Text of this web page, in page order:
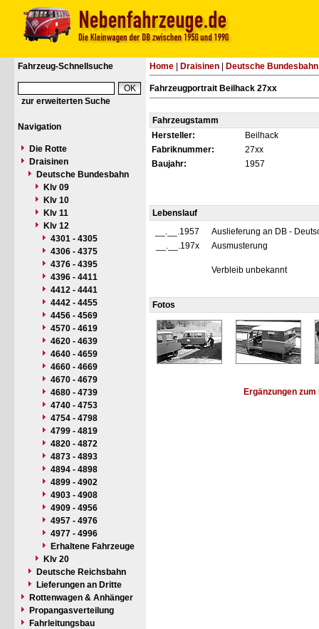
Fahrzeug-Schnellsuche
zur erweiterten Suche
Navigation
Die Rotte
Draisinen
Deutsche Bundesbahn
Klv 09
Klv 10
Klv 11
Klv 12
4301 - 4305
4306 - 4375
4376 - 4395
4396 - 4411
4412 - 4441
4442 - 4455
4456 - 4569
4570 - 4619
4620 - 4639
4640 - 4659
4660 - 4669
4670 - 4679
4680 - 4739
4740 - 4753
4754 - 4798
4799 - 4819
4820 - 4872
4873 - 4893
4894 - 4898
4899 - 4902
4903 - 4908
4909 - 4956
4957 - 4976
4977 - 4996
Erhaltene Fahrzeuge
Klv 20
Deutsche Reichsbahn
Lieferungen an Dritte
Rottenwagen & Anhänger
Propangasverteilung
Fahrleitungsbau
Home Draisinen Deutsche Bundesbahn
Fahrzeugportrait Beilhack 27xx
Fahrzeugstamm
Hersteller:
Beilhack
Fabriknummer:
27xx
Baujahr:
1957
Lebenslauf
__.__.1957
Auslieferung an DB -
__.__.197x
Ausmusterung
Verbleib unbekannt
Fotos
Ergänzungen